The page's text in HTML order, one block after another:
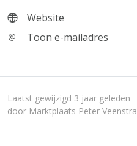
Website
Toon e-mailadres
Laatst gewijzigd 3 jaar geleden
door Marktplaats Peter Veenstra